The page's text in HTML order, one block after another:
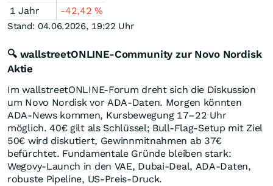
1 Jahr
-42,42%
Stand: 04.06.2026, 19:22 Uhr
🔍 wallstreetONLINE-Community zur Novo Nordisk
Aktie
Im wallstreetONLINE-Forum dreht sich die Diskussion
um Novo Nordisk vor ADA‑Daten. Morgen könnten
ADA‑News kommen, Kursbewegung 17–22 Uhr
möglich. 40€ gilt als Schlüssel; Bull-Flag-Setup mit Ziel
50€ wird diskutiert, Gewinnmitnahmen ab 37€
befürchtet. Fundamentale Gründe bleiben stark:
Wegovy‑Launch in den VAE, Dubai‑Deal, ADA‑Daten,
robuste Pipeline, US‑Preis-Druck.